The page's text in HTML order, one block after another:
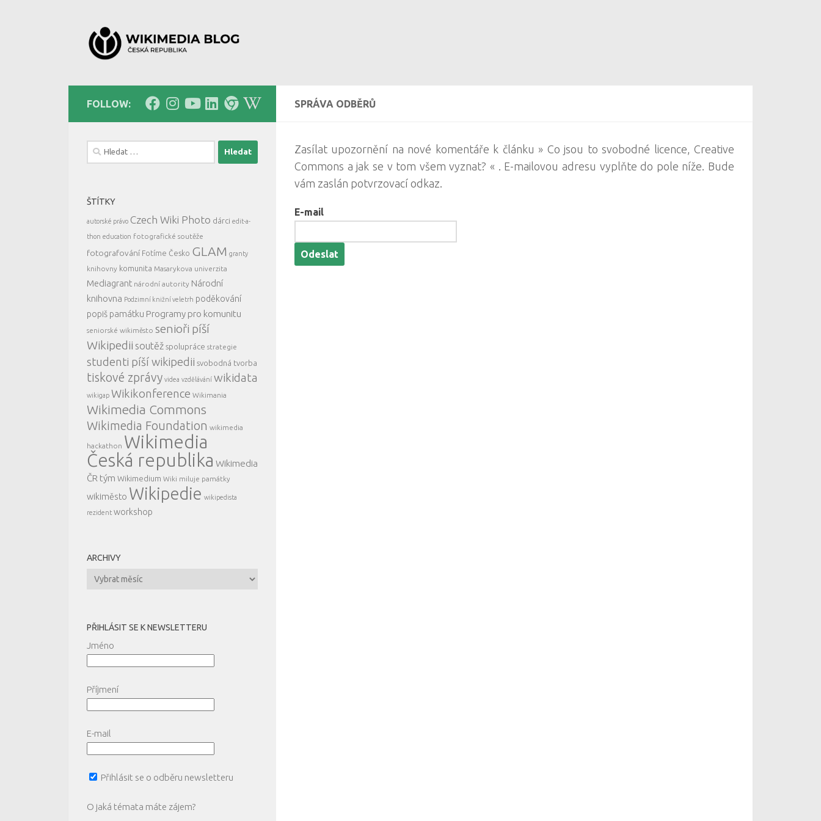
SPRÁVA ODBĚRŮ
Zasílat upozornění na nové komentáře k článku » Co jsou to svobodné licence, Creative
Commons a jak se v tom všem vyznat? « . E-mailovou adresu vyplňte do pole níže. Bude
vám zaslán potvrzovací odkaz.
E-mail
FOLLOW:
Vyhledávání
ŠTÍTKY
autorské právo Czech Wiki Photo dárci edit-a-
thon education fotografické soutěže
fotografování Fotíme Česko GLAM granty
knihovny komunita Masarykova univerzita
Mediagrant národní autority Národní
knihovna Podzimní knižní veletrh poděkování
popiš památku Programy pro komunitu
seniorské wikiměsto senioři píší
Wikipedii soutěž spolupráce strategie
studenti píší wikipedii svobodná tvorba
tiskové zprávy videa vzdělávání wikidata
wikigap Wikikonference Wikimania
Wikimedia Commons
Wikimedia Foundation wikimedia
hackathon Wikimedia
Česká republika Wikimedia
ČR tým Wikimedium Wiki miluje památky
wikiměsto Wikipedie wikipedista
rezident workshop
ARCHIVY
Archivy
PŘIHLÁSIT SE K NEWSLETTERU
Jméno
Příjmení
E-mail
Přihlásit se o odběru newsletteru
O jaká témata máte zájem?